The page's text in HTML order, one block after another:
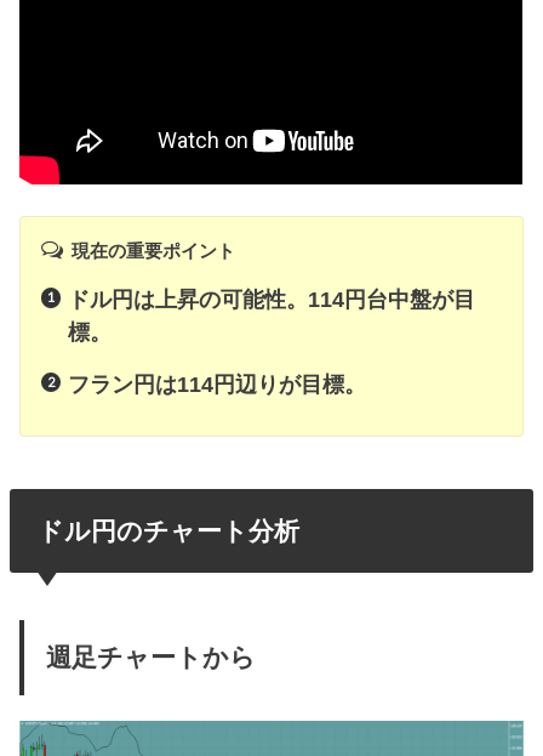
現在の重要ポイント
ドル円は上昇の可能性。114円台中盤が目
標。
フラン円は114円辺りが目標。
ドル円のチャート分析
週足チャートから